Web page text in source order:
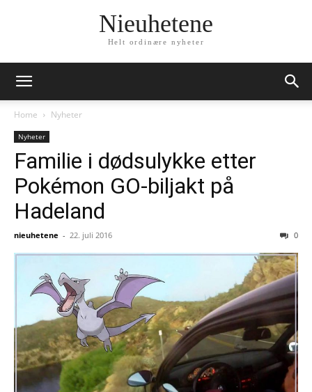
Nieuhetene
Helt ordinære nyheter
Home Nyheter
Nyheter
Familie i dødsulykke etter
Pokémon GO-biljakt på
Hadeland
nieuhetene - 22. juli 2016 0